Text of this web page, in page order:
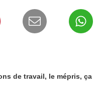
de travail, le mépris, ça